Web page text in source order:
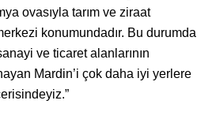
ovasıyla tarım ve ziraat
konumundadır. Bu durumda
ve ticaret alanlarının
Mardin’i çok daha iyi yerlere